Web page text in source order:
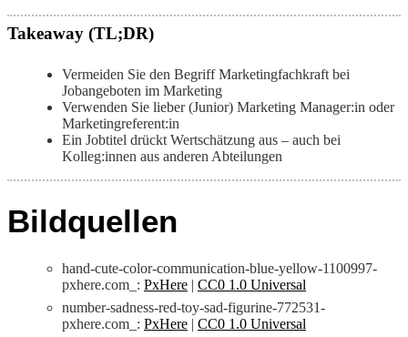
Takeaway (TL;DR)
Vermeiden Sie den Begriff Marketingfachkraft bei
Jobangeboten im Marketing
Verwenden Sie lieber (Junior) Marketing Manager:in oder
Marketingreferent:in
Ein Jobtitel drückt Wertschätzung aus – auch bei
Kolleg:innen aus anderen Abteilungen
Bildquellen
hand-cute-color-communication-blue-yellow-1100997-
pxhere.com_: PxHere | CC0 1.0 Universal
number-sadness-red-toy-sad-figurine-772531-
pxhere.com_: PxHere | CC0 1.0 Universal